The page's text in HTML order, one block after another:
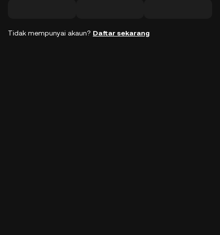
Tidak mempunyai akaun? Daftar sekarang